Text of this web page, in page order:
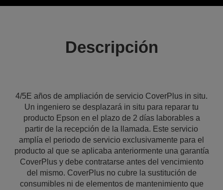
Descripción
4/5E años de ampliación de servicio CoverPlus in situ.
Un ingeniero se desplazará in situ para reparar tu
producto Epson en el plazo de 2 días laborables a
partir de la recepción de la llamada. Este servicio
amplía el periodo de servicio exclusivamente para el
producto al que se aplicaba anteriormente una garantía
CoverPlus y debe contratarse antes del vencimiento
del mismo. CoverPlus no cubre la sustitución de
consumibles ni de elementos de mantenimiento que